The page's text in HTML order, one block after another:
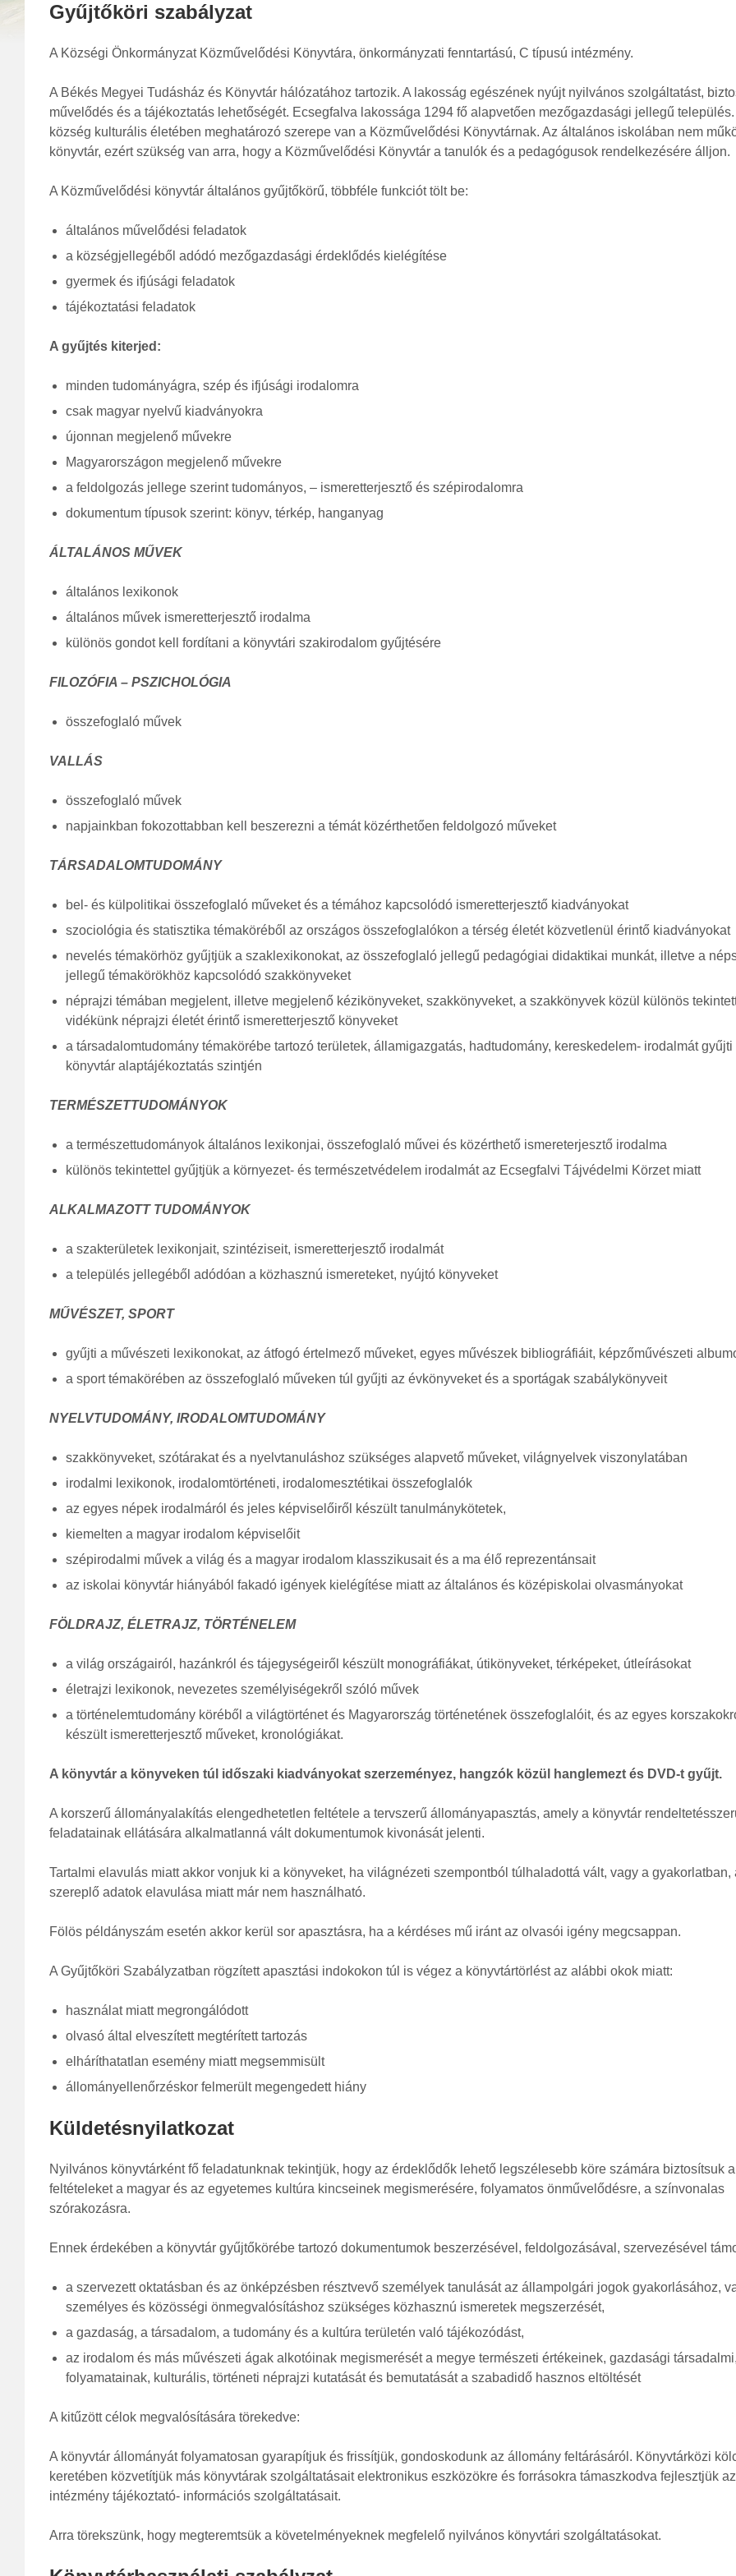
Gyűjtőköri szabályzat
A Községi Önkormányzat Közművelődési Könyvtára, önkormányzati fenntartású, C típusú intézmény.
A Békés Megyei Tudásház és Könyvtár hálózatához tartozik. A lakosság egészének nyújt nyilvános szolgáltatást,
művelődés és a tájékoztatás lehetőségét. Ecsegfalva lakossága 1294 fő alapvetően mezőgazdasági jellegű
község kulturális életében meghatározó szerepe van a Közművelődési Könyvtárnak. Az általános iskolában nem
könyvtár, ezért szükség van arra, hogy a Közművelődési Könyvtár a tanulók és a pedagógusok rendelkezésére álljon.
A Közművelődési könyvtár általános gyűjtőkörű, többféle funkciót tölt be:
általános művelődési feladatok
a községjellegéből adódó mezőgazdasági érdeklődés kielégítése
gyermek és ifjúsági feladatok
tájékoztatási feladatok
A gyűjtés kiterjed:
minden tudományágra, szép és ifjúsági irodalomra
csak magyar nyelvű kiadványokra
újonnan megjelenő művekre
Magyarországon megjelenő művekre
a feldolgozás jellege szerint tudományos, – ismeretterjesztő és szépirodalomra
dokumentum típusok szerint: könyv, térkép, hanganyag
ÁLTALÁNOS MŰVEK
általános lexikonok
általános művek ismeretterjesztő irodalma
különös gondot kell fordítani a könyvtári szakirodalom gyűjtésére
FILOZÓFIA – PSZICHOLÓGIA
összefoglaló művek
VALLÁS
összefoglaló művek
napjainkban fokozottabban kell beszerezni a témát közérthetően feldolgozó műveket
TÁRSADALOMTUDOMÁNY
bel- és külpolitikai összefoglaló műveket és a témához kapcsolódó ismeretterjesztő kiadványokat
szociológia és statisztika témaköréből az országos összefoglalókon a térség életét közvetlenül érintő kiadványokat
nevelés témakörhöz gyűjtjük a szaklexikonokat, az összefoglaló jellegű pedagógiai didaktikai munkát, illetve a
jellegű témakörökhöz kapcsolódó szakkönyveket
néprajzi témában megjelent, illetve megjelenő kézikönyveket, szakkönyveket, a szakkönyvek közül különös
vidékünk néprajzi életét érintő ismeretterjesztő könyveket
a társadalomtudomány témakörébe tartozó területek, államigazgatás, hadtudomány, kereskedelem- irodalmát gyűjti
könyvtár alaptájékoztatás szintjén
TERMÉSZETTUDOMÁNYOK
a természettudományok általános lexikonjai, összefoglaló művei és közérthető ismereterjesztő irodalma
különös tekintettel gyűjtjük a környezet- és természetvédelem irodalmát az Ecsegfalvi Tájvédelmi Körzet miatt
ALKALMAZOTT TUDOMÁNYOK
a szakterületek lexikonjait, szintéziseit, ismeretterjesztő irodalmát
a település jellegéből adódóan a közhasznú ismereteket, nyújtó könyveket
MŰVÉSZET, SPORT
gyűjti a művészeti lexikonokat, az átfogó értelmező műveket, egyes művészek bibliográfiáit, képzőművészeti
a sport témakörében az összefoglaló műveken túl gyűjti az évkönyveket és a sportágak szabálykönyveit
NYELVTUDOMÁNY, IRODALOMTUDOMÁNY
szakkönyveket, szótárakat és a nyelvtanuláshoz szükséges alapvető műveket, világnyelvek viszonylatában
irodalmi lexikonok, irodalomtörténeti, irodalomesztétikai összefoglalók
az egyes népek irodalmáról és jeles képviselőiről készült tanulmánykötetek,
kiemelten a magyar irodalom képviselőit
szépirodalmi művek a világ és a magyar irodalom klasszikusait és a ma élő reprezentánsait
az iskolai könyvtár hiányából fakadó igények kielégítése miatt az általános és középiskolai olvasmányokat
FÖLDRAJZ, ÉLETRAJZ, TÖRTÉNELEM
a világ országairól, hazánkról és tájegységeiről készült monográfiákat, útikönyveket, térképeket, útleírásokat
életrajzi lexikonok, nevezetes személyiségekről szóló művek
a történelemtudomány köréből a világtörténet és Magyarország történetének összefoglalóit, és az egyes
készült ismeretterjesztő műveket, kronológiákat.
A könyvtár a könyveken túl időszaki kiadványokat szerzeményez, hangzók közül hanglemezt és DVD-t gyűjt.
A korszerű állományalakítás elengedhetetlen feltétele a tervszerű állományapasztás, amely a könyvtár
feladatainak ellátására alkalmatlanná vált dokumentumok kivonását jelenti.
Tartalmi elavulás miatt akkor vonjuk ki a könyveket, ha világnézeti szempontból túlhaladottá vált, vagy a gyakorlatban,
szereplő adatok elavulása miatt már nem használható.
Fölös példányszám esetén akkor kerül sor apasztásra, ha a kérdéses mű iránt az olvasói igény megcsappan.
A Gyűjtőköri Szabályzatban rögzített apasztási indokokon túl is végez a könyvtártörlést az alábbi okok miatt:
használat miatt megrongálódott
olvasó által elveszített megtérített tartozás
elháríthatatlan esemény miatt megsemmisült
állományellenőrzéskor felmerült megengedett hiány
Küldetésnyilatkozat
Nyilvános könyvtárként fő feladatunknak tekintjük, hogy az érdeklődők lehető legszélesebb köre számára biztosítsuk a
feltételeket a magyar és az egyetemes kultúra kincseinek megismerésére, folyamatos önművelődésre, a színvonalas
szórakozásra.
Ennek érdekében a könyvtár gyűjtőkörébe tartozó dokumentumok beszerzésével, feldolgozásával, szervezésével
a szervezett oktatásban és az önképzésben résztvevő személyek tanulását az állampolgári jogok gyakorlásához,
személyes és közösségi önmegvalósításhoz szükséges közhasznú ismeretek megszerzését,
a gazdaság, a társadalom, a tudomány és a kultúra területén való tájékozódást,
az irodalom és más művészeti ágak alkotóinak megismerését a megye természeti értékeinek, gazdasági
folyamatainak, kulturális, történeti néprajzi kutatását és bemutatását a szabadidő hasznos eltöltését
A kitűzött célok megvalósítására törekedve:
A könyvtár állományát folyamatosan gyarapítjuk és frissítjük, gondoskodunk az állomány feltárásáról. Könyvtárközi
keretében közvetítjük más könyvtárak szolgáltatásait elektronikus eszközökre és forrásokra támaszkodva fejlesztjük az
intézmény tájékoztató- információs szolgáltatásait.
Arra törekszünk, hogy megteremtsük a követelményeknek megfelelő nyilvános könyvtári szolgáltatásokat.